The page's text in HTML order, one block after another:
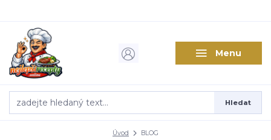
Menu
Hledat
Úvod BLOG